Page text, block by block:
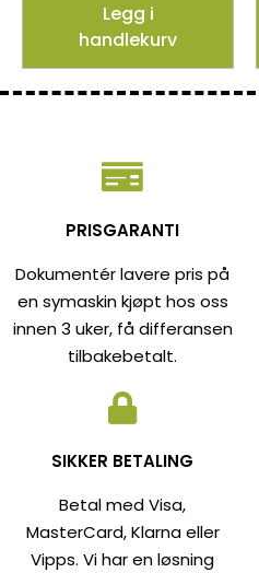
Legg i
handlekurv
PRISGARANTI
Dokumentér lavere pris på
en symaskin kjøpt hos oss
innen 3 uker, få differansen
tilbakebetalt.
SIKKER BETALING
Betal med Visa,
MasterCard, Klarna eller
Vipps. Vi har en løsning